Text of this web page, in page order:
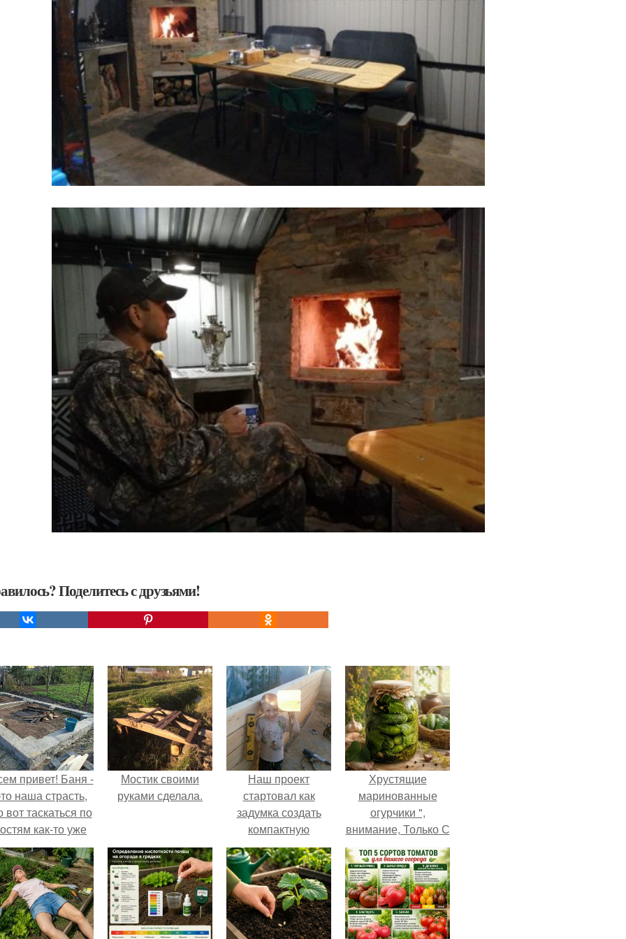
Поделитесь с друзьями!
привет! Баня -
наша страсть,
вот таскаться по
как-то уже
надоело.
Мостик своими
руками сделала.
Наш проект
стартовал как
задумка создать
компактную
беседку для
отдыха.
Хрустящие
маринованные
огурчики ",
внимание, Только С
Грядки".